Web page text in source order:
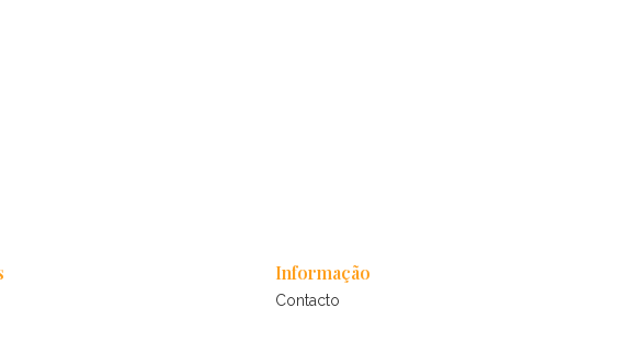
Informação
Contacto